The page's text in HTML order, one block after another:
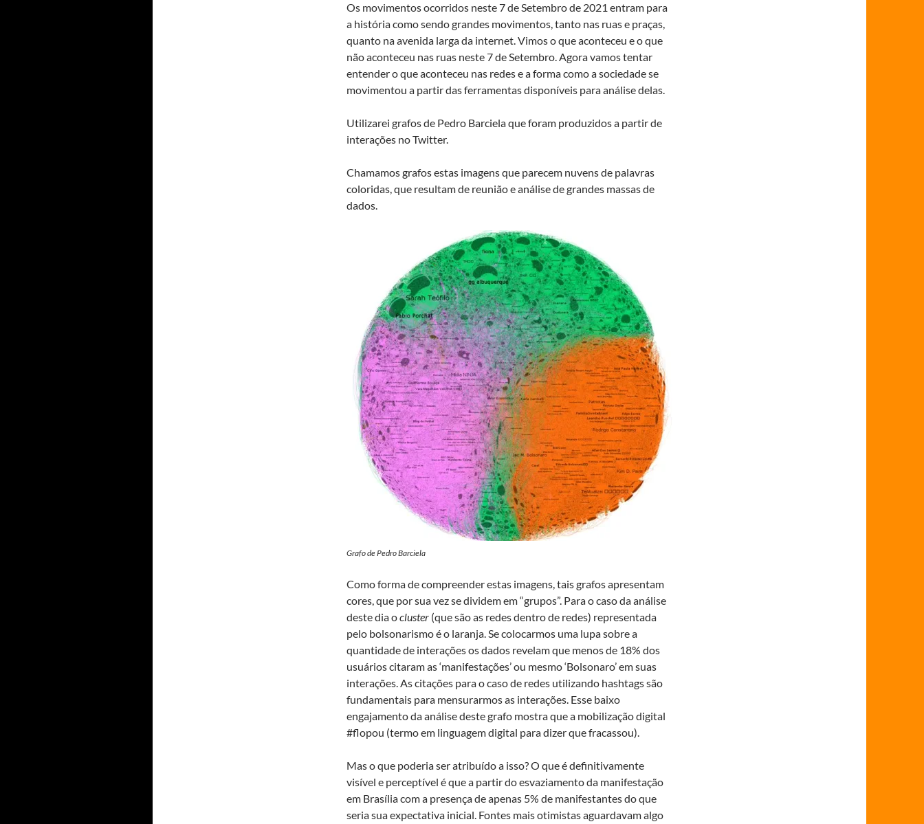
Os movimentos ocorridos neste 7 de Setembro de 2021 entram para
a história como sendo grandes movimentos, tanto nas ruas e praças,
quanto na avenida larga da internet. Vimos o que aconteceu e o que
não aconteceu nas ruas neste 7 de Setembro. Agora vamos tentar
entender o que aconteceu nas redes e a forma como a sociedade se
movimentou a partir das ferramentas disponíveis para análise delas.
Utilizarei grafos de Pedro Barciela que foram produzidos a partir de
interações no Twitter.
Chamamos grafos estas imagens que parecem nuvens de palavras
coloridas, que resultam de reunião e análise de grandes massas de
dados.
Grafo de Pedro Barciela
Como forma de compreender estas imagens, tais grafos apresentam
cores, que por sua vez se dividem em “grupos”. Para o caso da análise
deste dia ocluster (que são as redes dentro de redes) representada
pelo bolsonarismo é o laranja. Se colocarmos uma lupa sobre a
quantidade de interações os dados revelam que menos de 18% dos
usuários citaram as ‘manifestações’ ou mesmo ‘Bolsonaro’ em suas
interações. As citações para o caso de redes utilizando hashtags são
fundamentais para mensurarmos as interações. Esse baixo
engajamento da análise deste grafo mostra que a mobilização digital
#flopou (termo em linguagem digital para dizer que fracassou).
Mas o que poderia ser atribuído a isso? O que é definitivamente
visível e perceptível é que a partir do esvaziamento da manifestação
em Brasília com a presença de apenas 5% de manifestantes do que
seria sua expectativa inicial. Fontes mais otimistas aguardavam algo